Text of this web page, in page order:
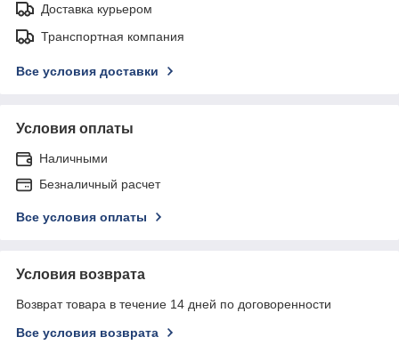
Доставка курьером
Транспортная компания
Все условия доставки
Условия оплаты
Наличными
Безналичный расчет
Все условия оплаты
Условия возврата
Возврат товара в течение 14 дней по договоренности
Все условия возврата